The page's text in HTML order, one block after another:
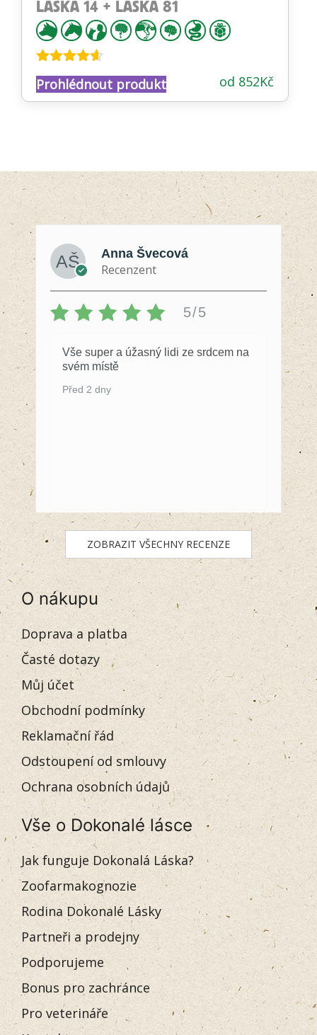
LÁSKA 14 + LÁSKA 81
Hodnocení
4.53z 5 od 852Kč
Prohlédnout produkt
Anna Švecová
Recenzent
5/5
Vše super a úžasný lidi ze srdcem na
svém místě
Před 2 dny
ZOBRAZIT VŠECHNY RECENZE
O nákupu
Doprava a platba
Časté dotazy
Můj účet
Obchodní podmínky
Reklamační řád
Odstoupení od smlouvy
Ochrana osobních údajů
Vše o Dokonalé lásce
Jak funguje Dokonalá Láska?
Zoofarmakognozie
Rodina Dokonalé Lásky
Partneři a prodejny
Podporujeme
Bonus pro zachránce
Pro veterináře